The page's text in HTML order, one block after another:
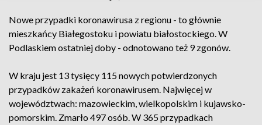
Nowe przypadki koronawirusa z regionu - to głównie
mieszkańcy Białegostoku i powiatu białostockiego. W
Podlaskiem ostatniej doby - odnotowano też 9 zgonów.
W kraju jest 13 tysięcy 115 nowych potwierdzonych
przypadków zakażeń koronawirusem. Najwięcej w
województwach: mazowieckim, wielkopolskim i kujawsko-
pomorskim. Zmarło 497 osób. W 365 przypadkach